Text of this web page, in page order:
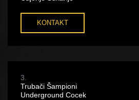
KONTAKT
3.
Trubači Šampioni
Underground Cocek